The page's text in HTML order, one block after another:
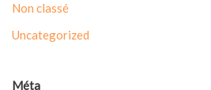
Non classé
Uncategorized
Méta